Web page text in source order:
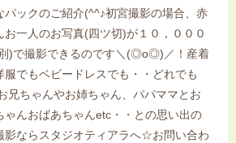
パックのご紹介(^^♪初宮撮影の場合、赤
お一人のお写真(四ツ切)が１０，０００
)で撮影できるのです＼(◎o◎)／！産着
服でもベビードレスでも・・どれでも
兄ちゃんやお姉ちゃん、パパママとお
ゃんおばあちゃんetc・・との思い出の
影ならスタジオティアラへ☆お問い合わ